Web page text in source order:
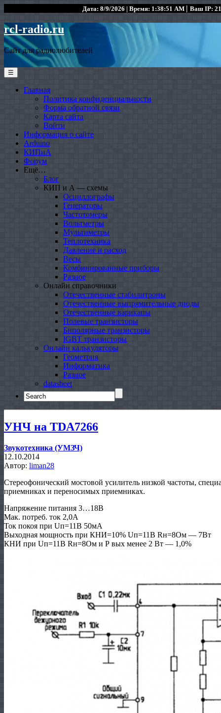
Дата: 8/9/2026 | Время: 1:38:51 AM | Ваш IP:
rcl-radio.ru
Сайт для радиолюбителей
☰
Главная
Политика конфиденциальности
Форма обратной связи
Карта сайта
Войти
Информация о сайте
Arduino
КИПиА
Форум
Ещё…
Блог
КИП и А — схемы
Осциллографы
Генераторы
Частотомеры
Вольтметры
Мультиметры
Теплотехника
Давление и расход
Весы
Комбинированные приборы
Разное
Онлайн справочники
Отечественные стабилитроны
Отечественные выпрямительные диоды
Отечественные варикапы
Полевые транзисторы
Биполярные транзисторы
IGBT транзисторы
Онлайн калькуляторы
Геометрия
Информатика
Разное
datasheet
Search
for:
УНЧ на TDA7266
Звукотехника (УМЗЧ)
12.10.2014
Автор: liman28
Стереофонический мостовой усилитель низкой частоты,
приемниках и переносимых приемниках.
Напряжение питания 3…18В
Мак. потреб. ток 2,0А
Ток покоя при Uп=11В 50мА
Выходная мощность при КНИ=10% Uп=11В Rн=8Ом — 7Вт
КНИ при Uп=11В Rн=8Ом и Р вых менее 2 Вт — 1,0%